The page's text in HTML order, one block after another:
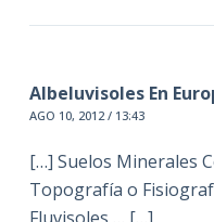
Albeluvisoles En
AGO 10, 2012 / 13:43
[…] Suelos Minerales
Topografía o